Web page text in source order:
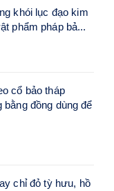
khói lục đạo kim
phẩm pháp bả...
cổ bảo tháp
bằng đồng dùng để
chỉ đỏ tỳ hưu, hồ